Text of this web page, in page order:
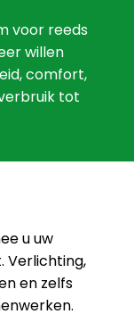
voor reeds
willen
comfort,
tot
u uw
Verlichting,
en zelfs